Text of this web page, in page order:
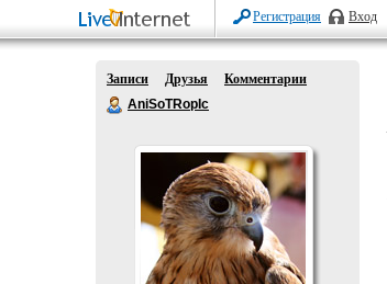
Регистрация Вход
Записи Друзья
Комментарии
AniSoTRopIc